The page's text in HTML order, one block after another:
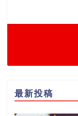
最新投稿